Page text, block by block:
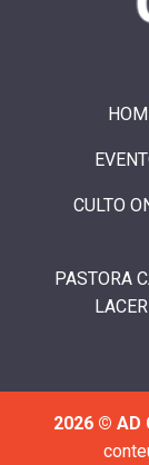
CULTO
PASTORA
2026 © AD